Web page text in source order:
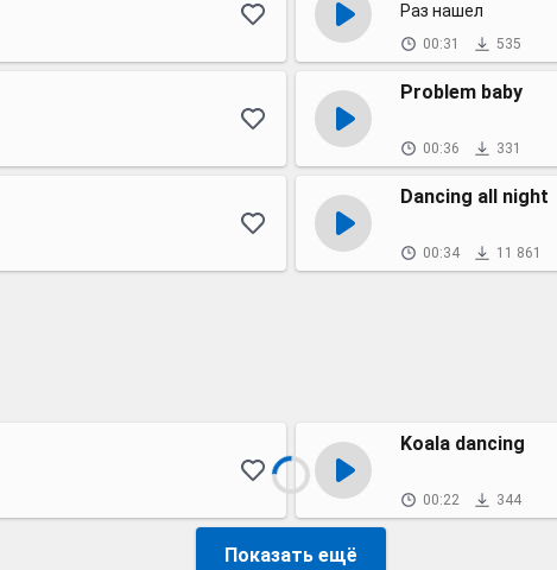
Раз нашел
00:31 535
Problem baby
00:36 331
Dancing all night
00:34 11 861
Koala dancing
00:22 344
Показать ещё